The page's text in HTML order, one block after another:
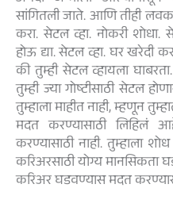
सांगितली जाते. आणि तीही
करा. सेटल व्हा. नोकरी
होऊ द्या. सेटल व्हा. घर खरेदी
की तुम्ही सेटल व्हायला
तुम्ही ज्या गोष्टीसाठी सेटल
तुम्हाला माहीत नाही, म्हणून
मदत करण्यासाठी लिहिलं
करण्यासाठी नाही. तुम्हाला
करिअरसाठी योग्य मानसिकता
करिअर घडवण्यास मदत